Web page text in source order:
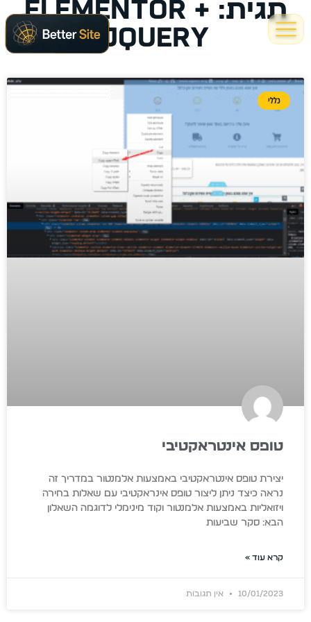
תגית: Elementor +
jQuery
כללי
טופס אינטראקטיבי
יצירת טופס אינטראקטיבי באמצעות אלמנטור במדריך זה
נראה כיצד ניתן ליצור טופס אינראקטיבי עם שאלות בחירה
ויזואליות באמצעות אלמנטור וקוד מינימלי לדוגמה השאלון
הבא: סקר שביעות
קרא עוד »
10/01/2023 אין תגובות